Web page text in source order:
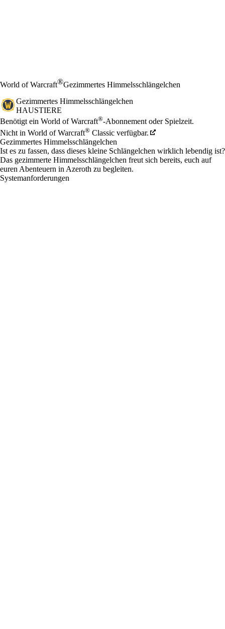
World of Warcraft®Gezimmertes Himmelsschlängelchen
Gezimmertes Himmelsschlängelchen
HAUSTIERE
Preis
Available actions
Benötigt ein World of Warcraft®-Abonnement oder Spielzeit.
Nicht in World of Warcraft® Classic verfügbar.
Gezimmertes Himmelsschlängelchen
Ist es zu fassen, dass dieses kleine Schlängelchen wirklich lebendig ist?
Das gezimmerte Himmelsschlängelchen freut sich bereits, euch auf
euren Abenteuern in Azeroth zu begleiten.
Systemanforderungen